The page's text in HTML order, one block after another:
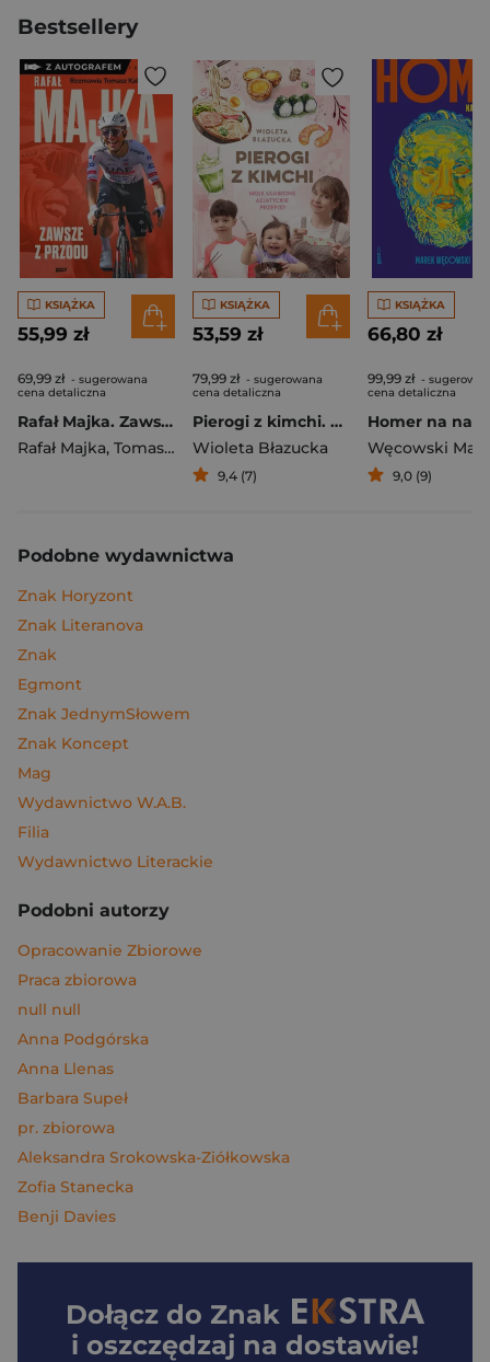
Bestsellery
KSIĄŻKA
55,99 zł
69,99 zł - sugerowana
cena detaliczna
Rafał Majka. Zawsze z przodu. Rozmawia Tomasz Kalemba - książka z autografem
Rafał Majka, Tomasz Kalemba
KSIĄŻKA
53,59 zł
79,99 zł - sugerowana
cena detaliczna
Pierogi z kimchi. Moje ulubione azjatyckie przepisy
Wioleta Błazucka
9,4 (7)
KSIĄŻKA
66,80 zł
99,99 zł -
cena detaliczna
Węcowski
9,0 (9)
Podobne wydawnictwa
Znak Horyzont
Znak Literanova
Znak
Egmont
Znak JednymSłowem
Znak Koncept
Mag
Wydawnictwo W.A.B.
Filia
Wydawnictwo Literackie
Podobni autorzy
Opracowanie Zbiorowe
Praca zbiorowa
null null
Anna Podgórska
Anna Llenas
Barbara Supeł
pr. zbiorowa
Aleksandra Srokowska-Ziółkowska
Zofia Stanecka
Benji Davies
Dołącz do Znak
i oszczędzaj na dostawie!